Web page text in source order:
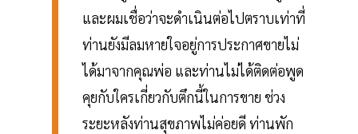
และผมเชื่อว่าจะดำเนินต่อไปตราบเท่าที่
ท่านยังมีลมหายใจอยู่การประกาศขายไม่
ได้มาจากคุณพ่อ และท่านไม่ได้ติดต่อพูด
คุยกับใครเกี่ยวกับตึกนี้ในการขาย ช่วง
ระยะหลังท่านสุขภาพไม่ค่อยดี ท่านพัก